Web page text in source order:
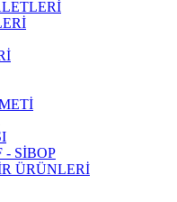
- SİBOP
ÜRÜNLERİ